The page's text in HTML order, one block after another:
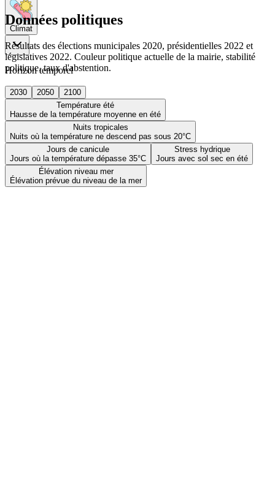
Climat
Horizon temporel
2030 2050
2100
Température été
Hausse de la température moyenne en été
Nuits tropicales
Nuits où la température ne descend pas sous 20°C
Jours de canicule
Jours où la température dépasse 35°C
Stress hydrique
Jours avec sol sec en été
Élévation niveau mer
Élévation prévue du niveau de la mer
Données politiques
Résultats des élections municipales 2020, présidentielles 2022 et
législatives 2022. Couleur politique actuelle de la mairie, stabilité
politique, taux d'abstention.